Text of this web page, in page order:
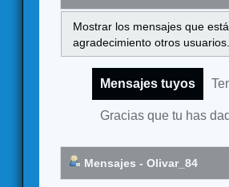
Mostrar los mensajes que
agradecimiento otros usuarios.
Mensajes tuyos
Gracias que tu has
Mensajes - Olivar_84